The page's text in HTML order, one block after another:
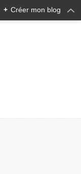
+ Créer mon blog